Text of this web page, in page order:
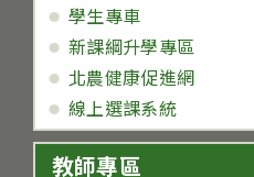
學生專車
新課綱升學專區
北農健康促進網
線上選課系統
教師專區